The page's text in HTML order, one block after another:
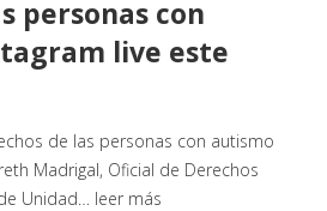
personas con
live este
de las personas con autismo
Madrigal, Oficial de Derechos
Unidad… leer más